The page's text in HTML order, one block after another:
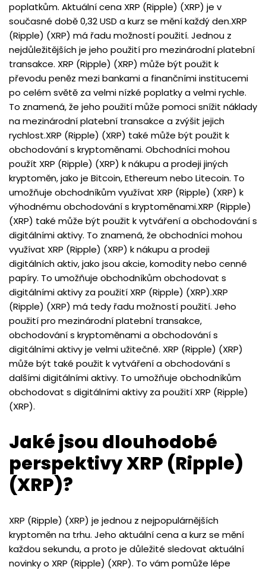
poplatkům. Aktuální cena XRP (Ripple) (XRP) je v
současné době 0,32 USD a kurz se mění každý den.XRP
(Ripple) (XRP) má řadu možností použití. Jednou z
nejdůležitějších je jeho použití pro mezinárodní platební
transakce. XRP (Ripple) (XRP) může být použit k
převodu peněz mezi bankami a finančními institucemi
po celém světě za velmi nízké poplatky a velmi rychle.
To znamená, že jeho použití může pomoci snížit náklady
na mezinárodní platební transakce a zvýšit jejich
rychlost.XRP (Ripple) (XRP) také může být použit k
obchodování s kryptoměnami. Obchodníci mohou
použít XRP (Ripple) (XRP) k nákupu a prodeji jiných
kryptoměn, jako je Bitcoin, Ethereum nebo Litecoin. To
umožňuje obchodníkům využívat XRP (Ripple) (XRP) k
výhodnému obchodování s kryptoměnami.XRP (Ripple)
(XRP) také může být použit k vytváření a obchodování s
digitálními aktivy. To znamená, že obchodníci mohou
využívat XRP (Ripple) (XRP) k nákupu a prodeji
digitálních aktiv, jako jsou akcie, komodity nebo cenné
papíry. To umožňuje obchodníkům obchodovat s
digitálními aktivy za použití XRP (Ripple) (XRP).XRP
(Ripple) (XRP) má tedy řadu možností použití. Jeho
použití pro mezinárodní platební transakce,
obchodování s kryptoměnami a obchodování s
digitálními aktivy je velmi užitečné. XRP (Ripple) (XRP)
může být také použit k vytváření a obchodování s
dalšími digitálními aktivy. To umožňuje obchodníkům
obchodovat s digitálními aktivy za použití XRP (Ripple)
(XRP).
Jaké jsou dlouhodobé
perspektivy XRP (Ripple)
(XRP)?
XRP (Ripple) (XRP) je jednou z nejpopulárnějších
kryptoměn na trhu. Jeho aktuální cena a kurz se mění
každou sekundu, a proto je důležité sledovat aktuální
novinky o XRP (Ripple) (XRP). To vám pomůže lépe